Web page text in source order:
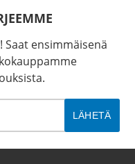
Saat ensimmäisenä